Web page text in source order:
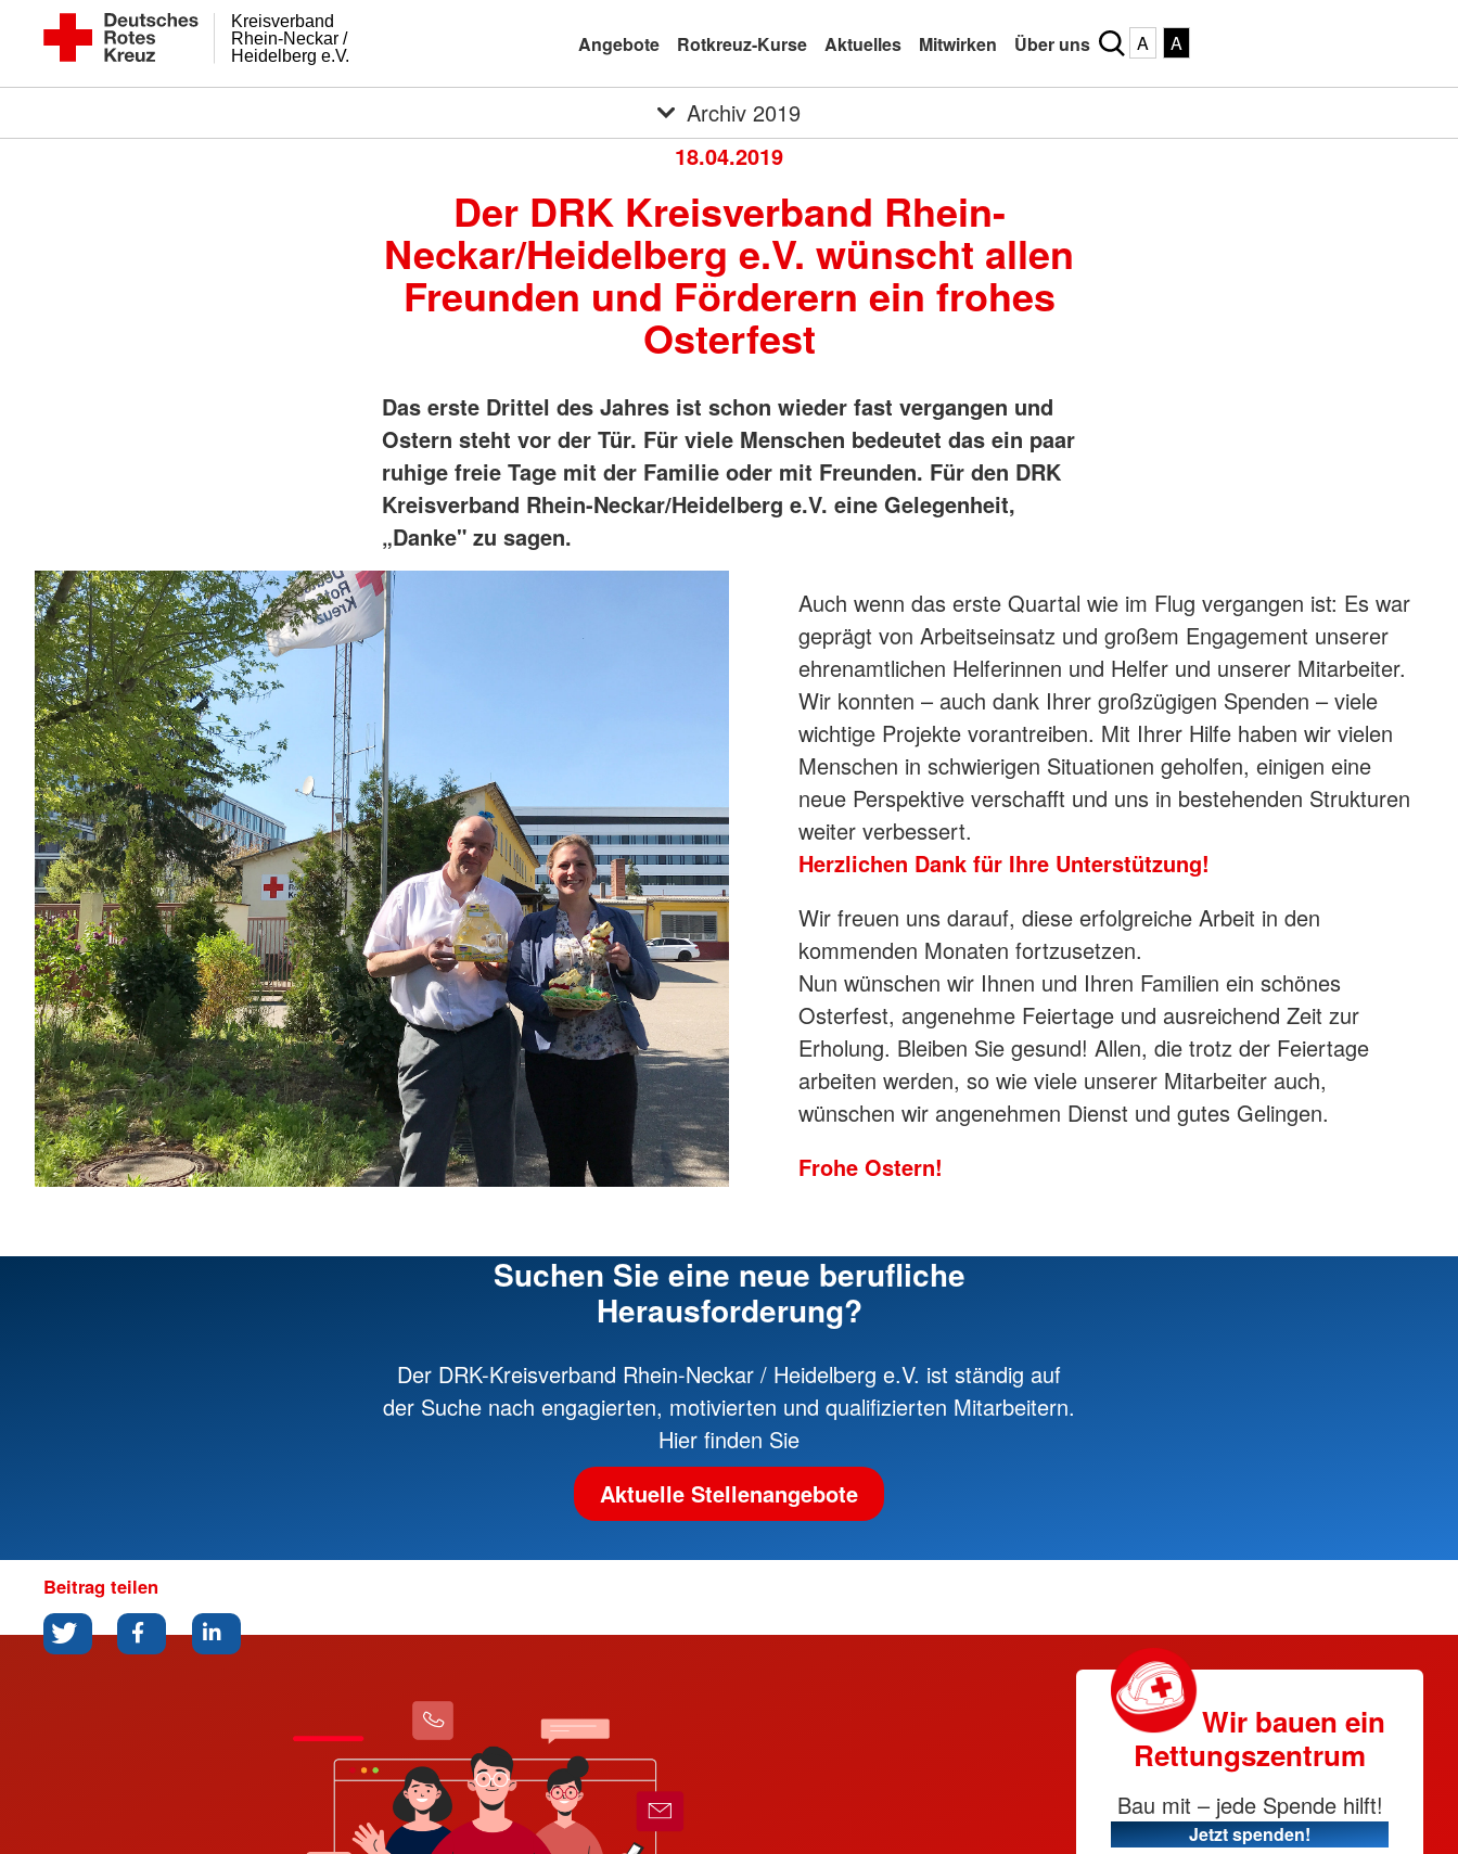
Heidelberg e.V.
Rhein-Neckar /
Kreisverband
Angebote Rotkreuz-Kurse Aktuelles Mitwirken Über uns A A
Archiv 2019
18.04.2019
Der DRK Kreisverband Rhein-
Neckar/Heidelberg e.V. wünscht allen
Freunden und Förderern ein frohes
Osterfest
Das erste Drittel des Jahres ist schon wieder fast vergangen und
Ostern steht vor der Tür. Für viele Menschen bedeutet das ein paar
ruhige freie Tage mit der Familie oder mit Freunden. Für den DRK
Kreisverband Rhein-Neckar/Heidelberg e.V. eine Gelegenheit,
„Danke" zu sagen.
Auch wenn das erste Quartal wie im Flug vergangen ist: Es war
geprägt von Arbeitseinsatz und großem Engagement unserer
ehrenamtlichen Helferinnen und Helfer und unserer Mitarbeiter.
Wir konnten – auch dank Ihrer großzügigen Spenden – viele
wichtige Projekte vorantreiben. Mit Ihrer Hilfe haben wir vielen
Menschen in schwierigen Situationen geholfen, einigen eine
neue Perspektive verschafft und uns in bestehenden Strukturen
weiter verbessert.
Herzlichen Dank für Ihre Unterstützung!
Wir freuen uns darauf, diese erfolgreiche Arbeit in den
kommenden Monaten fortzusetzen.
Nun wünschen wir Ihnen und Ihren Familien ein schönes
Osterfest, angenehme Feiertage und ausreichend Zeit zur
Erholung. Bleiben Sie gesund! Allen, die trotz der Feiertage
arbeiten werden, so wie viele unserer Mitarbeiter auch,
wünschen wir angenehmen Dienst und gutes Gelingen.
Frohe Ostern!
Suchen Sie eine neue berufliche
Herausforderung?
Der DRK-Kreisverband Rhein-Neckar / Heidelberg e.V. ist ständig auf
der Suche nach engagierten, motivierten und qualifizierten Mitarbeitern.
Hier finden Sie
Aktuelle Stellenangebote
Beitrag teilen
Wir bauen ein
Rettungszentrum
Bau mit – jede Spende hilft!
Jetzt spenden!